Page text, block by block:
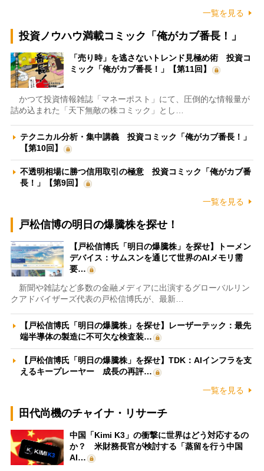
一覧を見る
投資ノウハウ満載コミック「俺がカブ番長！」
「売り時」を逃さないトレンド見極め術 投資コ
ミック「俺がカブ番長！」【第11回】
かつて投資情報雑誌「マネーポスト」にて、圧倒的な情報量が
詰め込まれた「天下無敵の株コミック」とし…
テクニカル分析・集中講義 投資コミック「俺がカブ番長！」
【第10回】
不透明相場に勝つ信用取引の極意 投資コミック「俺がカブ番
長！」【第9回】
一覧を見る
戸松信博の明日の爆騰株を探せ！
【戸松信博氏「明日の爆騰株」を探せ】トーメン
デバイス：サムスンを通じて世界のAIメモリ需
要…
新聞や雑誌など多数の金融メディアに出演するグローバルリン
クアドバイザーズ代表の戸松信博氏が、最新…
【戸松信博氏「明日の爆騰株」を探せ】レーザーテック：最先
端半導体の製造に不可欠な検査装…
【戸松信博氏「明日の爆騰株」を探せ】TDK：AIインフラを支
えるキープレーヤー 成長の再評…
一覧を見る
田代尚機のチャイナ・リサーチ
中国「Kimi K3」の衝撃に世界はどう対応するの
か？ 米財務長官が検討する「蒸留を行う中国
AI…